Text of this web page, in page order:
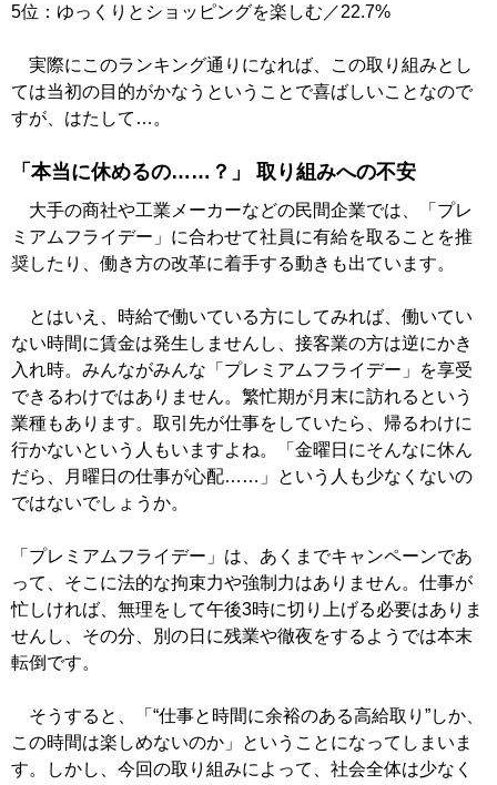
5位：ゆっくりとショッピングを楽しむ／22.7%
実際にこのランキング通りになれば、この取り組みとし
ては当初の目的がかなうということで喜ばしいことなので
すが、はたして…。
「本当に休めるの……？」 取り組みへの不安
大手の商社や工業メーカーなどの民間企業では、「プレ
ミアムフライデー」に合わせて社員に有給を取ることを推
奨したり、働き方の改革に着手する動きも出ています。
とはいえ、時給で働いている方にしてみれば、働いてい
ない時間に賃金は発生しませんし、接客業の方は逆にかき
入れ時。みんながみんな「プレミアムフライデー」を享受
できるわけではありません。繁忙期が月末に訪れるという
業種もあります。取引先が仕事をしていたら、帰るわけに
行かないという人もいますよね。「金曜日にそんなに休ん
だら、月曜日の仕事が心配……」という人も少なくないの
ではないでしょうか。
「プレミアムフライデー」は、あくまでキャンペーンであ
って、そこに法的な拘束力や強制力はありません。仕事が
忙しければ、無理をして午後3時に切り上げる必要はありま
せんし、その分、別の日に残業や徹夜をするようでは本末
転倒です。
そうすると、「“仕事と時間に余裕のある高給取り”しか、
この時間は楽しめないのか」ということになってしまいま
す。しかし、今回の取り組みによって、社会全体は少なく